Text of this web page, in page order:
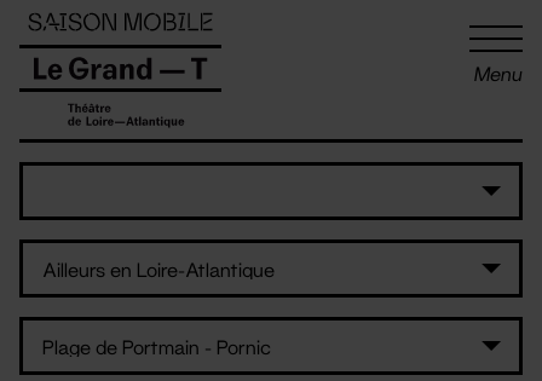
Menu
Panneau de gestion des cookies